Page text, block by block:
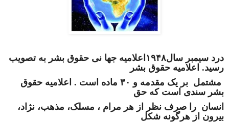
درد سیمبر سال۱۹۴۸اعلامیه جها نی حقوق
بشر به تصویب
رسید. اعلامیه حقوق بشر
مشتمل
بر یک مقدمه و ۳۰ ماده است . اعلامیه حقوق
بشر سندی است که حق
انسان را صرف نظر
از هر مرام ، مسلک، مذهب، نژاد،
بیرون از هرگونه شکل